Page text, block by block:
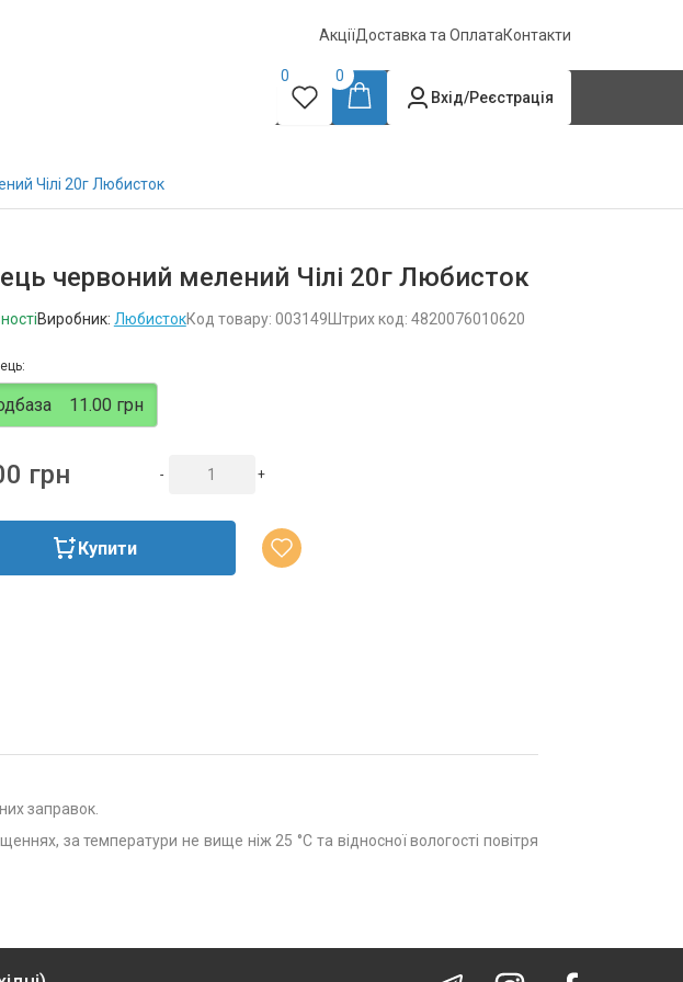
АкціїДоставка та ОплатаКонтакти
0
0
Вхід/Реєстрація
Чілі 20г Любисток
червоний мелений Чілі 20г Любисток
Виробник: ЛюбистокКод товару: 003149 Штрих код: 4820076010620
11.00 грн
грн - +
Купити
заправок.
за температури не вище ніж 25 °С та відносної вологості повітря